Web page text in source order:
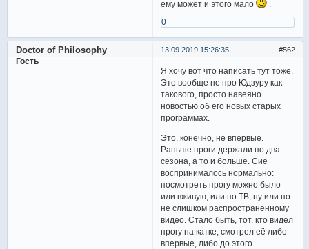
ему может и этого мало
0
562
13.09.2019 15:26:35
Doctor of Philosophy
Гость
Я хочу вот что написать тут тоже.
Это вообще не про Юдзуру как
такового, просто навеяно
новостью об его новых старых
программах.
Это, конечно, не впервые.
Раньше проги держали по два
сезона, а то и больше. Сие
воспринималось нормально:
посмотреть прогу можно было
или вживую, или по ТВ, ну или по
не слишком распространенному
видео. Стало быть, тот, кто видел
прогу на катке, смотрел её либо
впервые, либо до этого